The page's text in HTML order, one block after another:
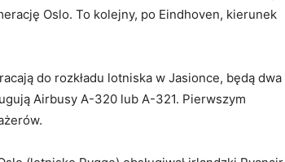
Oslo. To kolejny, po Eindhoven, kierunek
do rozkładu lotniska w Jasionce, będą dwa
Airbusy A-320 lub A-321. Pierwszym